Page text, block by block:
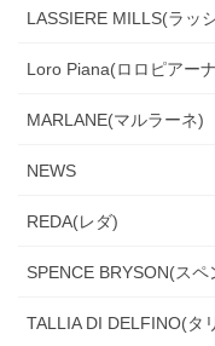
LASSIERE MILLS(ラッ
Loro Piana(ロロピアー
MARLANE(マルラーネ)
NEWS
REDA(レダ)
SPENCE BRYSON(ス
TALLIA DI DELFINO(タ